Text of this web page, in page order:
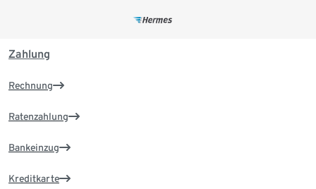
Zahlung
Rechnung
Ratenzahlung
Bankeinzug
Kreditkarte